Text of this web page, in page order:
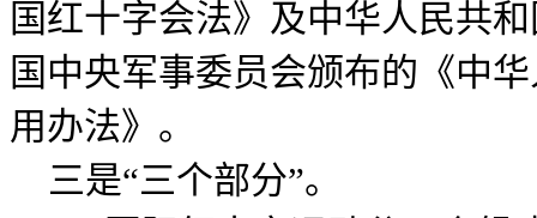
国红十字会法》及中华人民共
国中央军事委员会颁布的《中
用办法》。
三是“三个部分”。